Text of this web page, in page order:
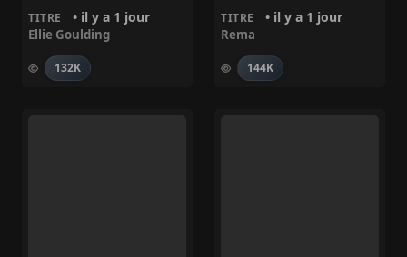
TITRE • il y a 1 jour
Ellie Goulding
132K
TITRE • il y a 1 jour
Rema
144K